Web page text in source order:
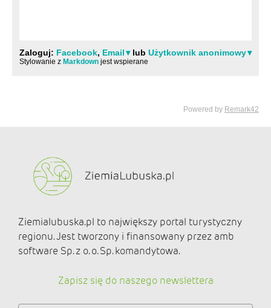
Ziemialubuska.pl to największy portal turystyczny
regionu. Jest tworzony i finansowany przez amb
software Sp. z o. o. Sp. komandytowa.
Zapisz się do naszego newslettera